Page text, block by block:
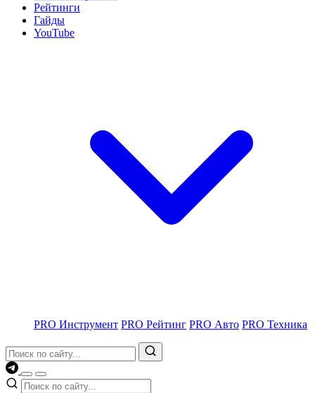
Рейтинги
Гайды
YouTube
PRO Инструмент PRO Рейтинг PRO Авто PRO Техника